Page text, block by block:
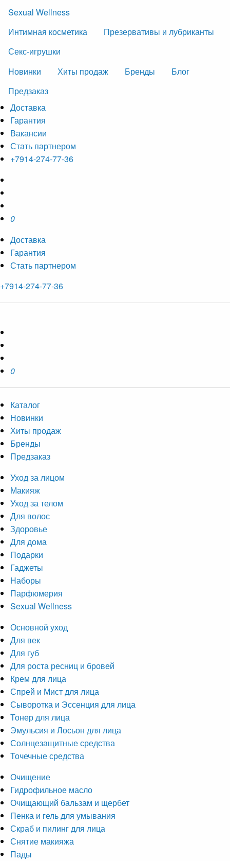
Sexual Wellness
Интимная косметика
Презервативы и лубриканты
Секс-игрушки
Новинки
Хиты продаж Бренды
Блог
Предзаказ
Доставка
Гарантия
Вакансии
Стать партнером
+7914-274-77-36
0
Доставка
Гарантия
Стать партнером
+7914-274-77-36
0
Каталог
Новинки
Хиты продаж
Бренды
Предзаказ
Уход за лицом
Макияж
Уход за телом
Для волос
Здоровье
Для дома
Подарки
Гаджеты
Наборы
Парфюмерия
Sexual Wellness
Основной уход
Для век
Для губ
Для роста ресниц и бровей
Крем для лица
Спрей и Мист для лица
Сыворотка и Эссенция для лица
Тонер для лица
Эмульсия и Лосьон для лица
Солнцезащитные средства
Точечные средства
Очищение
Гидрофильное масло
Очищающий бальзам и щербет
Пенка и гель для умывания
Скраб и пилинг для лица
Снятие макияжа
Пады